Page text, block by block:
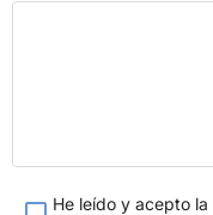
He leído y acepto la